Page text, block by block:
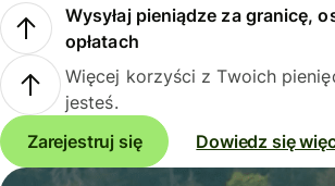
Wysyłaj pieniądze za granicę,
opłatach
Więcej korzyści z Twoich
jesteś.
Zarejestruj się
Dowiedz się